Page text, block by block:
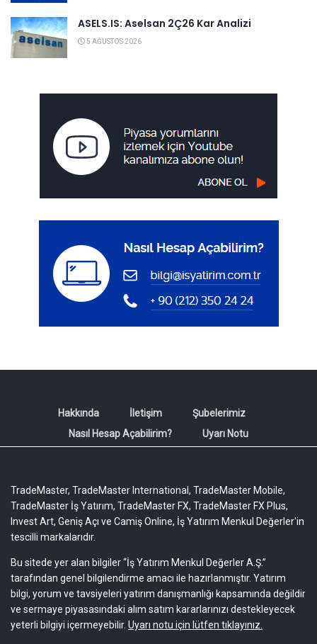
ASELS.IS: Aselsan 2Ç26 Kar Analizi
5 AĞUSTOS 2026
Hakkında İletişim
Şubelerimiz
Nasıl Hesap Açabilirim?
Uyarı Notu
TradeMaster, TradeMaster International, TradeMaster Mobile,
TradeMaster İş Yatırım, TradeMaster FX, TradeMaster FX Plus,
Invest Art, Geniş Açı ve Camiş Online, İş Yatırım Menkul Değerler'in
tescilli markalarıdır.
Bu sitede yer alan bilgiler “İş Yatırım Menkul Değerler A.Ş.”
tarafından genel bilgilendirme amacı ile hazırlanmıştır. Yatırım
bilgi, yorum ve tavsiyeleri yatırım danışmanlığı kapsamında değildir
ve sermaye piyasasındaki alım satım kararlarınızı destekleyecek
yeterli bilgiyi içermeyebilir. Uyarı notu için lütfen tıklayınız.